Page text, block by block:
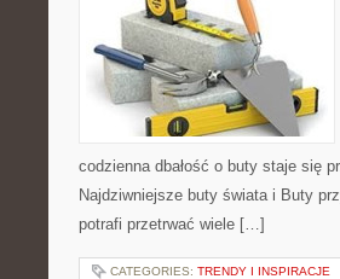
codzienna dbałość o buty staje się
Najdziwniejsze buty świata i Buty
potrafi przetrwać wiele […]
CATEGORIES: TRENDY I INSPIRACJE